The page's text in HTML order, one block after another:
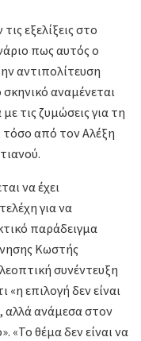
εξελίξεις στο
πως αυτός ο
αντιπολίτευση
αναμένεται
τις ζυμώσεις για τη
τόσο από τον Αλέξη
να έχει
για να
παράδειγμα
Κωστής
συνέντευξη
«η επιλογή δεν είναι
αλλά ανάμεσα στον
«Το θέμα δεν είναι να